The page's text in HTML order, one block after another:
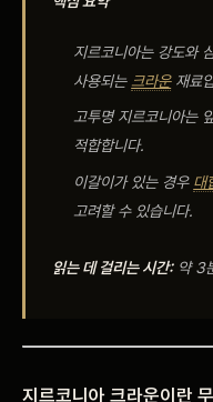
공지사항
치과 백과사전
자주 묻는 질문
회원가입 / 로그
지르코니아는 강도와
사용되는 크라운 재료
고투명지르코니아는
적합합니다.
이갈이가 있는 경우 대
고려할 수 있습니다.
읽는 데 걸리는 시간:약 3
지르코니아 크라운이란